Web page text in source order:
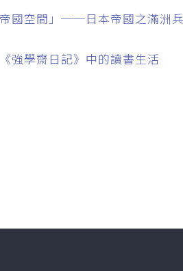
國空間」──日本帝國之滿洲
強學齋日記》中的讀書生活